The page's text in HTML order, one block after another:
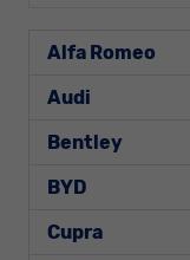
Alfa Romeo
Audi
Bentley
BYD
Cupra